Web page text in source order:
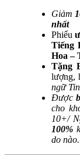
Giảm
nhất
Phiếu
Tiếng
Hoa –
Tặng
lượng,
ngữ
Được
cho
10+/
100%
do nào.